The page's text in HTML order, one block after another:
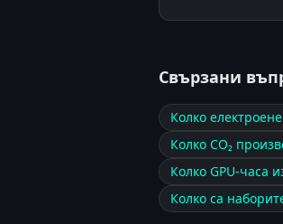
Свързани
Колко
Колко CO₂
Колко GPU-часа
Колко са